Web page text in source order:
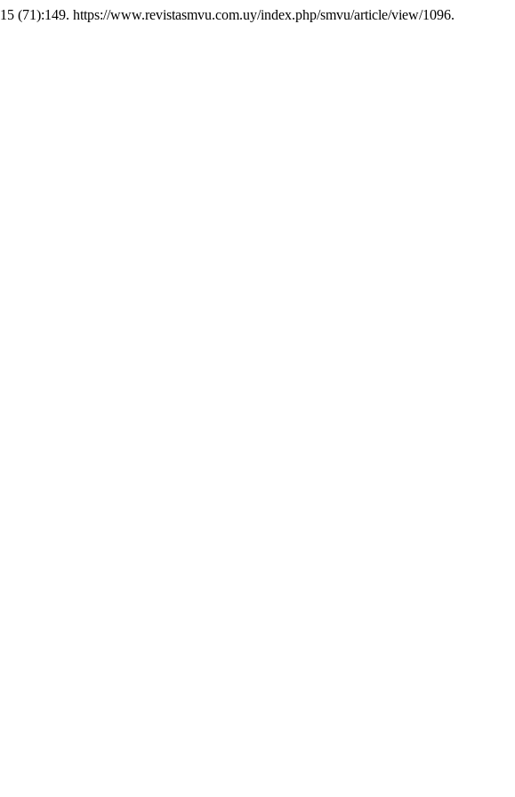
15 (71):149. https://www.revistasmvu.com.uy/index.php/smvu/article/view/1096.